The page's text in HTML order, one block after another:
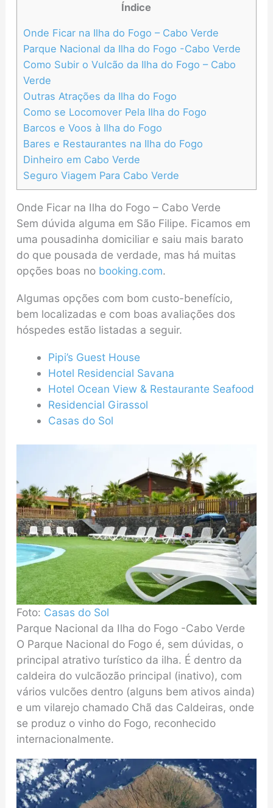
Índice
Onde Ficar na Ilha do Fogo – Cabo Verde
Parque Nacional da Ilha do Fogo -Cabo Verde
Como Subir o Vulcão da Ilha do Fogo – Cabo
Verde
Outras Atrações da Ilha do Fogo
Como se Locomover Pela Ilha do Fogo
Barcos e Voos à Ilha do Fogo
Bares e Restaurantes na Ilha do Fogo
Dinheiro em Cabo Verde
Seguro Viagem Para Cabo Verde
Onde Ficar na Ilha do Fogo – Cabo Verde
Sem dúvida alguma em São Filipe. Ficamos em
uma pousadinha domiciliar e saiu mais barato
do que pousada de verdade, mas há muitas
opções boas no booking.com.
Algumas opções com bom custo-benefício,
bem localizadas e com boas avaliações dos
hóspedes estão listadas a seguir.
Pipi’s Guest House
Hotel Residencial Savana
Hotel Ocean View & Restaurante Seafood
Residencial Girassol
Casas do Sol
Foto: Casas do Sol
Parque Nacional da Ilha do Fogo -Cabo Verde
O Parque Nacional do Fogo é, sem dúvidas, o
principal atrativo turístico da ilha. É dentro da
caldeira do vulcãozão principal (inativo), com
vários vulcões dentro (alguns bem ativos ainda)
e um vilarejo chamado Chã das Caldeiras, onde
se produz o vinho do Fogo, reconhecido
internacionalmente.